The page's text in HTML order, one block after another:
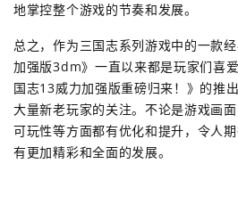
地掌控整个游戏的节奏和发展。
总之，作为三国志系列游戏中的一款
加强版3dm》一直以来都是玩家们喜
国志13威力加强版重磅归来！》的推
大量新老玩家的关注。不论是游戏画面
可玩性等方面都有优化和提升，令人
有更加精彩和全面的发展。